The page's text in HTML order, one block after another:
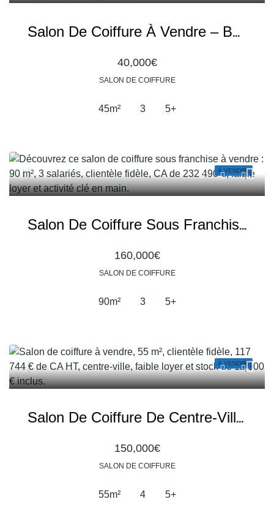
Salon De Coiffure À Vendre – Belle Opportunité En Galerie Marchande
40,000€
SALON DE COIFFURE
45m² 3 5+
À VENDRE
Salon De Coiffure Sous Franchise À Vendre – Une Affaire Reconnue Avec Une Clientèle Fidèle
160,000€
SALON DE COIFFURE
90m² 3 5+
À VENDRE
Salon De Coiffure De Centre-Ville Avec Forte Notoriété Et Clientèle Fidèle
150,000€
SALON DE COIFFURE
55m² 4 5+